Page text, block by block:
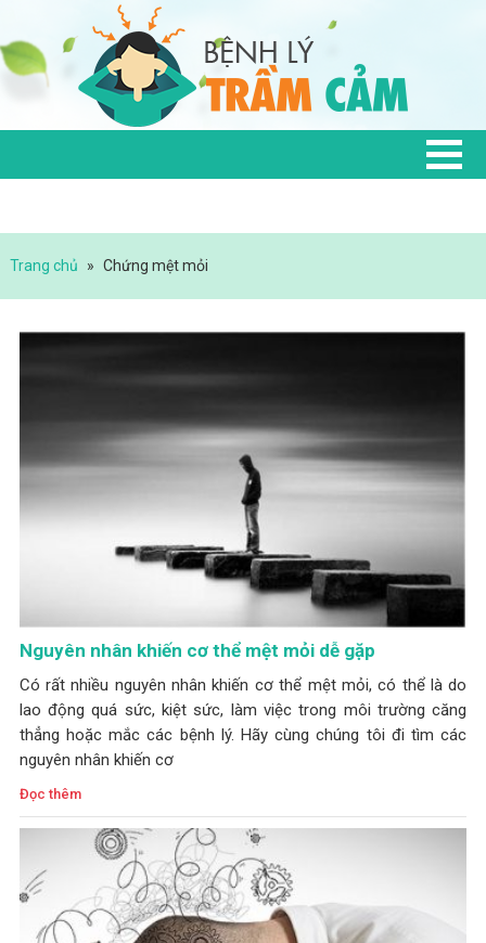
Trang chủ » Chứng mệt mỏi
Nguyên nhân khiến cơ thể mệt mỏi dễ gặp
Có rất nhiều nguyên nhân khiến cơ thể mệt mỏi, có thể là do
lao động quá sức, kiệt sức, làm việc trong môi trường căng
thẳng hoặc mắc các bệnh lý. Hãy cùng chúng tôi đi tìm các
nguyên nhân khiến cơ
Đọc thêm